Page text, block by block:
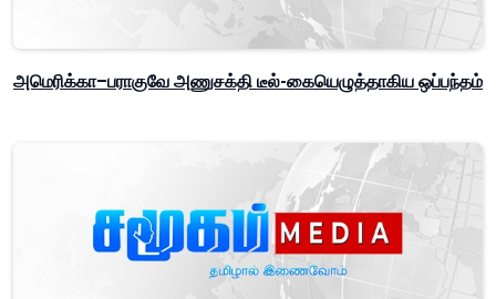
அமெரிக்கா–பராகுவே அணுசக்தி டீல்-கையெழுத்தாகிய ஒப்பந்தம்